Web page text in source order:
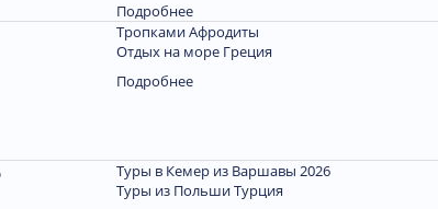
Подробнее
Тропками Афродиты
Отдых на море Греция
Подробнее
Туры в Кемер из Варшавы 2026
Туры из Польши Турция